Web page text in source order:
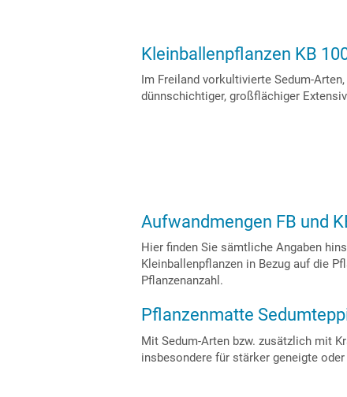
Kleinballenpflanzen KB
Im Freiland vorkultivierte Sedum-
dünnschichtiger, großflächiger
Aufwandmengen FB und
Hier finden Sie sämtliche Angaben
Kleinballenpflanzen in Bezug auf die
Pflanzenanzahl.
Pflanzenmatte
Mit Sedum-Arten bzw. zusätzlich mit
insbesondere für stärker geneigte